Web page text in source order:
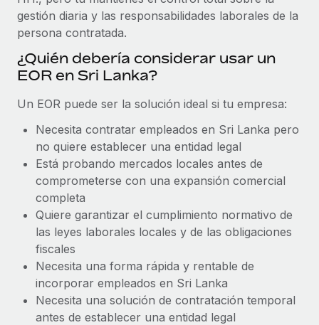
Gestión de dispositivos
Proporciona dispositivos tecnológicos y contrólalos
en todo el mundo.
Abre entidades conforme a la legalidad enseguida.
Movilidad y reubicación
Reubica a los empleados con facilidad.
Prestaciones
Gestiona las prestaciones de los empleados sin
complicaciones.
Explora el blog
BLOG
Novedades de producto de Remote:
Management Plus
La misión de Remote sigue siendo ayudar a empresas de
todos los tamaños a contratar, gestionar y...
Más información
Pento se convierte en un empleador equitativo
con Remote
Gestionar las nóminas internamente es complicado. Tardas
semanas en hacerlo manualmente y, al mes...
gestión diaria y las responsabilidades laborales de la
persona contratada.
¿Quién debería considerar usar un
EOR en Sri Lanka?
Un EOR puede ser la solución ideal si tu empresa:
Necesita contratar empleados en Sri Lanka pero
no quiere establecer una entidad legal
Está probando mercados locales antes de
comprometerse con una expansión comercial
completa
Quiere garantizar el cumplimiento normativo de
las leyes laborales locales y de las obligaciones
fiscales
Necesita una forma rápida y rentable de
incorporar empleados en Sri Lanka
Necesita una solución de contratación temporal
antes de establecer una entidad legal